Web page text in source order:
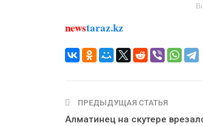
newstaraz.kz
ПРЕДЫДУЩАЯ СТАТЬЯ
Алматинец на скутере